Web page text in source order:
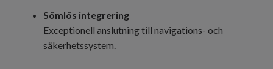
Sömlös integrering
Exceptionell anslutning till navigations- och
säkerhetssystem.